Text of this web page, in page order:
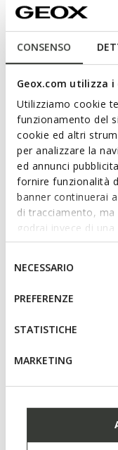
CONSENSO
Geox.com utilizza i
Utilizziamo cookie
funzionamento del
cookie ed altri
per analizzare la
ed annunci
fornire funzionalità
banner continuerai
di tracciamento, ma
godrai invece di
base dei tuoi gusti
IMPOSTAZIONI
altri strumenti di
informazioni o per
tue impostazioni,
del
consenso
NECESSARIO
PREFERENZE
STATISTICHE
MARKETING
Description
Sneaker for women
easily without using
seeking a practical
black nappa ensures
extraordinary
PLUS is the ideal
while bringing the
Read more
Features
Enhanced
Fast In System:
Elasticated